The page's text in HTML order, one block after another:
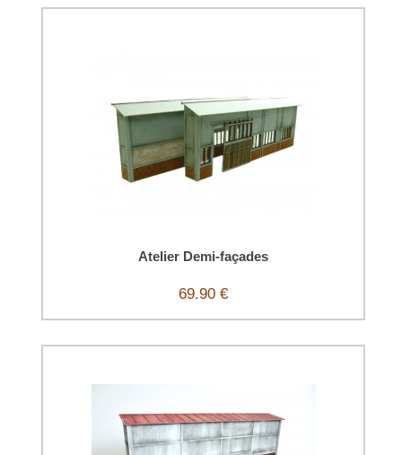
Atelier Demi-façades
69.90 €